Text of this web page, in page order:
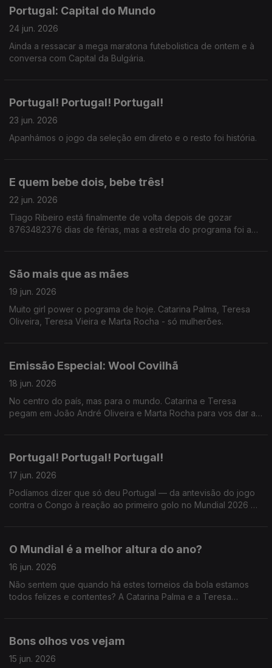
Portugal: Capital do Mundo
24 jun. 2026
Ainda a ressacar a mega maratona futebolistica de ontem e à
conversa com Capital da Bulgária.
Portugal! Portugal! Portugal!
23 jun. 2026
Apanhámos o jogo da seleção em direto e o resto foi história.
E quem bebe dois, bebe três!
22 jun. 2026
Tiago Ribeiro está finalmente de volta depois de gozar
8763482376 dias de férias, mas a estrela do programa foi a
São mais que as mães
19 jun. 2026
Muito girl power o pograma de hoje. Catarina Palma, Teresa
Oliveira, Teresa Vieira e Marta Rocha - só mulherões.
Emissão Especial: Wool Covilhã
18 jun. 2026
No centro do país, mas para o mundo. Catarina e Teresa
pegam em João André Oliveira e Marta Rocha para vos dar a
Portugal! Portugal! Portugal!
17 jun. 2026
Podíamos dizer que só deu Portugal — da antevisão do jogo
contra o Congo à reação ao primeiro golo no Mundial 2026 —,
O Mundial é a melhor altura do ano?
16 jun. 2026
Não sentem que quando há estes torneios da bola estamos
todos felizes e contentes? A Catarina Palma e a Teresa
Bons olhos vos vejam
15 jun. 2026